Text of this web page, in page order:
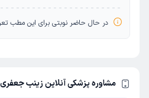
در حال حاضر نوبتی برای این مطب
مشاوره پزشکی آنلاین زینب جعفری